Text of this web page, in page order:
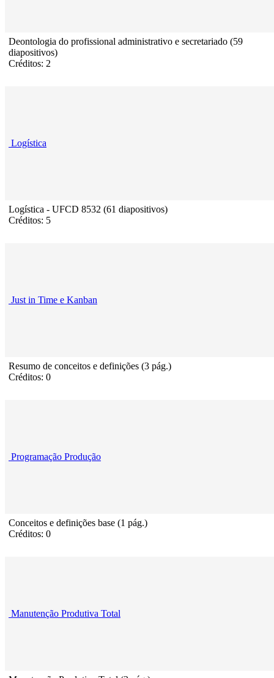
Deontologia do profissional administrativo e secretariado (59
diapositivos)
Créditos: 2
Logística
Logística - UFCD 8532 (61 diapositivos)
Créditos: 5
Just in Time e Kanban
Resumo de conceitos e definições (3 pág.)
Créditos: 0
Programação Produção
Conceitos e definições base (1 pág.)
Créditos: 0
Manutenção Produtiva Total